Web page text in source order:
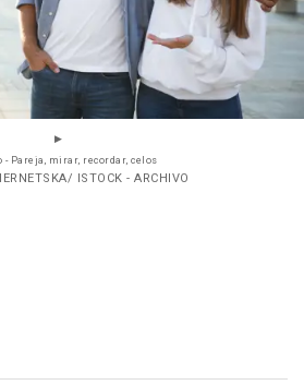
- Pareja, mirar, recordar, celos
ISTOCK - ARCHIVO